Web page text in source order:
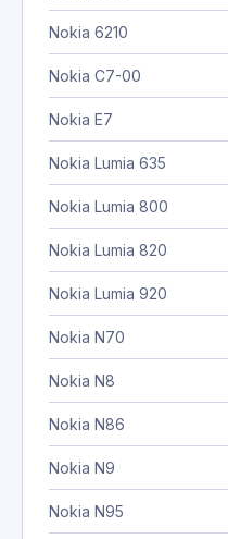
Nokia 6210
Nokia C7-00
Nokia E7
Nokia Lumia 635
Nokia Lumia 800
Nokia Lumia 820
Nokia Lumia 920
Nokia N70
Nokia N8
Nokia N86
Nokia N9
Nokia N95